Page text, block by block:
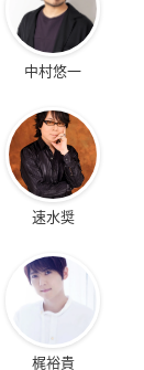
中村悠一
速水奨
梶裕貴